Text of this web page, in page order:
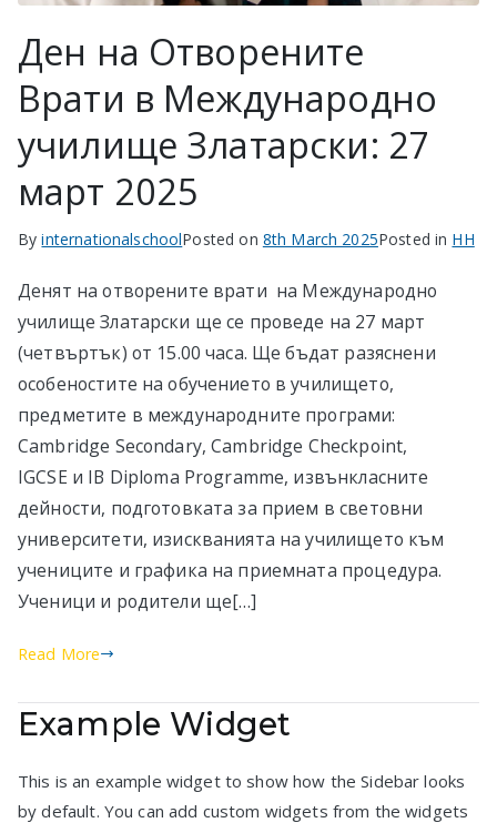
Ден на Отворените
Врати в Международно
училище Златарски: 27
март 2025
ByinternationalschoolPosted on 8th March 2025Posted in HH
Денят на отворените врати на Международно
училище Златарски ще се проведе на 27 март
(четвъртък) от 15.00 часа. Ще бъдат разяснени
особеностите на обучението в училището,
предметите в международните програми:
Cambridge Secondary, Cambridge Checkpoint,
IGCSE и IB Diploma Programme, извънкласните
дейности, подготовката за прием в световни
университети, изискванията на училището към
учениците и графика на приемната процедура.
Ученици и родители ще[…]
Read More
Example Widget
This is an example widget to show how the Sidebar looks
by default. You can add custom widgets from the widgets